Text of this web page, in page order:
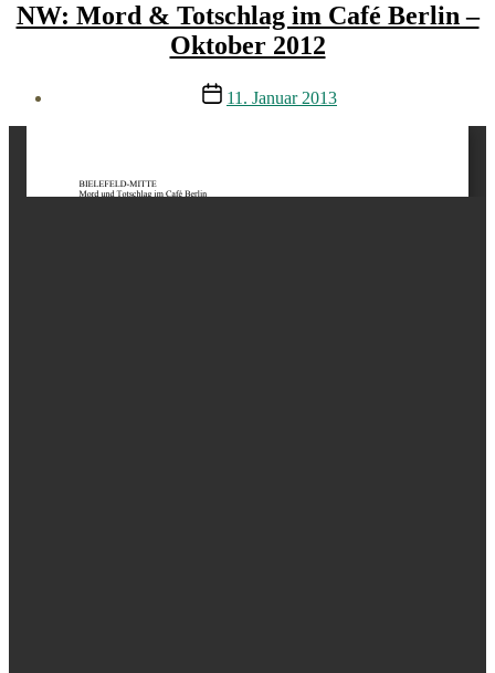
NW: Mord & Totschlag im Café Berlin –
Oktober 2012
Veröffentlichungsdatum
11. Januar 2013